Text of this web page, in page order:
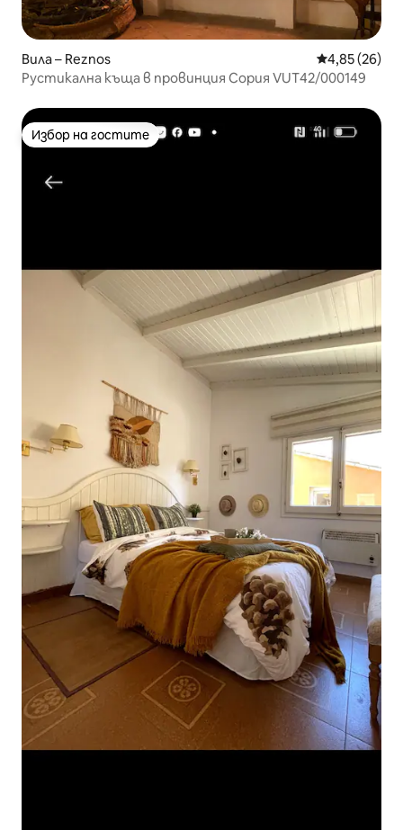
Вила – Reznos Средна
4,85 (26)
Рустикална къща в провинция Сория VUT42/000149
Избор на гостите
Избор на гостите